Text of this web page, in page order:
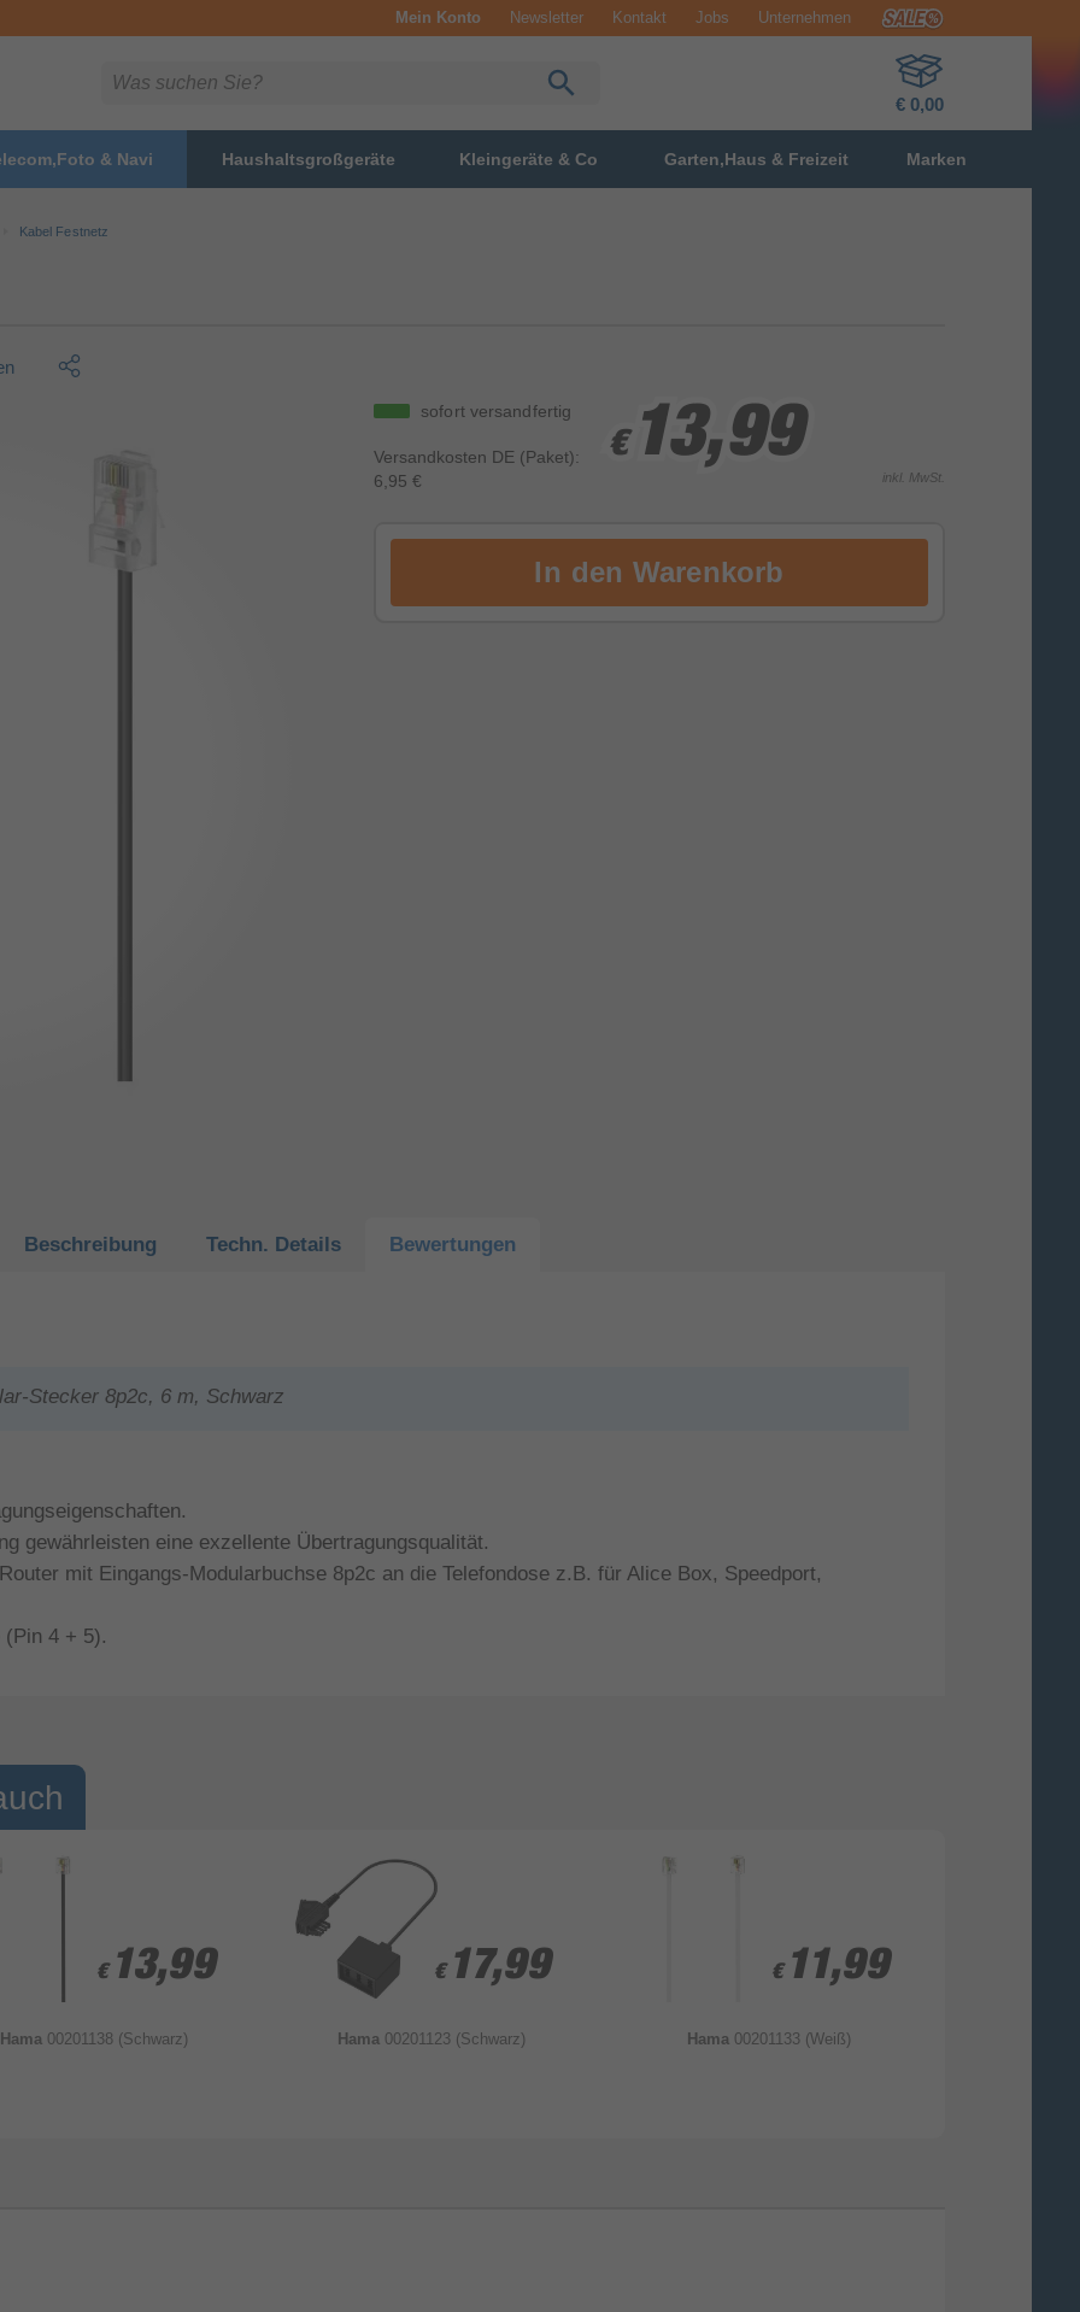
Mein Konto Newsletter Kontakt Jobs Unternehmen
€ 0,00
& Navi Haushaltsgroßgeräte Kleingeräte & Co Garten,Haus & Freizeit Marken
Kabel Festnetz
sofort versandfertig
Versandkosten DE (Paket):
6,95 €
€13,99
€13,99
€13,99
inkl. MwSt.
Beschreibung Techn. Details Bewertungen
Stecker 8p2c, 6 m, Schwarz
gewährleisten eine exzellente Übertragungsqualität.
mit Eingangs-Modularbuchse 8p2c an die Telefondose z.B. für Alice Box, Speedport,
4 + 5).
€ 13,99
€ 13,99
Hama 00201138 (Schwarz)
€ 17,99
€ 17,99
Hama 00201123 (Schwarz)
€ 11,99
€ 11,99
Hama 00201133 (Weiß)